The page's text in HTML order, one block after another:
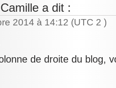
a dit :
2014 à 14:12 (UTC 2 )
de droite du blog,